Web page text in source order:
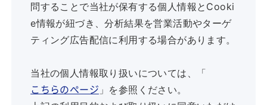
問することで当社が保有する個人情報とCooki
e情報が紐づき、分析結果を営業活動やターゲ
ティング広告配信に利用する場合があります。
当社の個人情報取り扱いについては、「
こちらのぺージ 」を参照ください。